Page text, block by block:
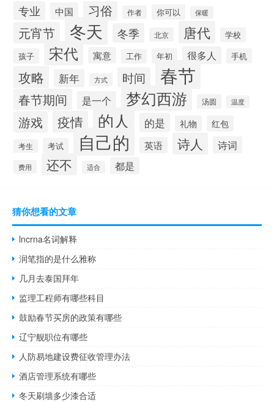
专业 中国 习俗 作者 你可以 保暖
元宵节 冬天 冬季 北京 唐代 学校
孩子 宋代 寓意 工作 年初 很多人 手机
攻略 新年 方式 时间 春节
春节期间 是一个 梦幻西游 汤圆 温度
游戏 疫情 的人 的是 礼物 红包
考生 考试 自己的 英语 诗人 诗词
费用 还不 适合 都是
猜你想看的文章
lncrna名词解释
润笔指的是什么雅称
几月去泰国拜年
监理工程师有哪些科目
鼓励春节买房的政策有哪些
辽宁舰职位有哪些
人防易地建设费征收管理办法
酒店管理系统有哪些
冬天刷墙多少漆合适